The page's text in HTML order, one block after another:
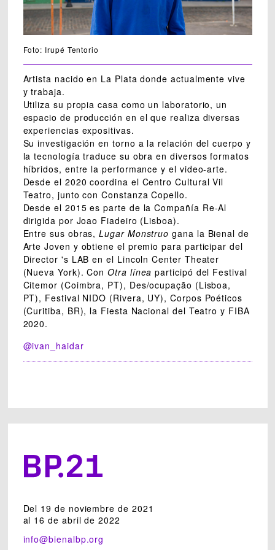
Foto: Irupé Tentorio
Artista nacido en La Plata donde actualmente vive
y trabaja.
Utiliza su propia casa como un laboratorio, un
espacio de producción en el que realiza diversas
experiencias expositivas.
Su investigación en torno a la relación del cuerpo y
la tecnología traduce su obra en diversos formatos
híbridos, entre la performance y el video-arte.
Desde el 2020 coordina el Centro Cultural Vil
Teatro, junto con Constanza Copello.
Desde el 2015 es parte de la Compañía Re-Al
dirigida por Joao Fiadeiro (Lisboa).
Entre sus obras,Lugar Monstruo gana la Bienal de
Arte Joven y obtiene el premio para participar del
Director 's LAB en el Lincoln Center Theater
(Nueva York). ConOtra línea participó del Festival
Citemor (Coimbra, PT), Des/ocupação (Lisboa,
PT), Festival NIDO (Rivera, UY), Corpos Poéticos
(Curitiba, BR), la Fiesta Nacional del Teatro y FIBA
2020.
@ivan_haidar
Del 19 de noviembre de 2021
al 16 de abril de 2022
info@bienalbp.org